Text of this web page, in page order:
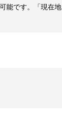
能です。「現在地